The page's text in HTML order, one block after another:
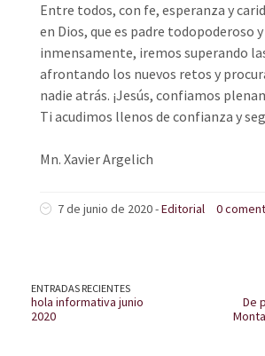
Entre todos, con fe, esperanza y
en Dios, que es padre todopoderoso
inmensamente, iremos superando
afrontando los nuevos retos y
nadie atrás. ¡Jesús, confiamos
Ti acudimos llenos de confianza y
Mn. Xavier Argelich
7 de junio de 2020 -Editorial 0
ENTRADAS RECIENTES
hola informativa junio
2020
De